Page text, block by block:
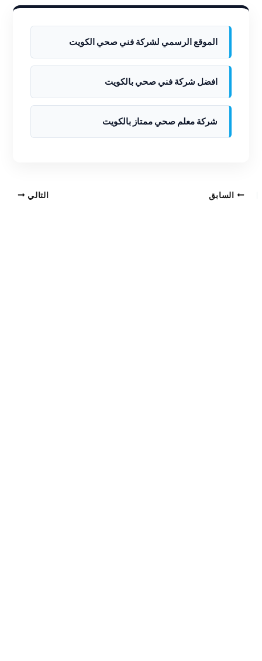
الموقع الرسمي لشركة فني صحي الكويت
افضل شركة فني صحي بالكويت
شركة معلم صحي ممتاز بالكويت
السابق التالي